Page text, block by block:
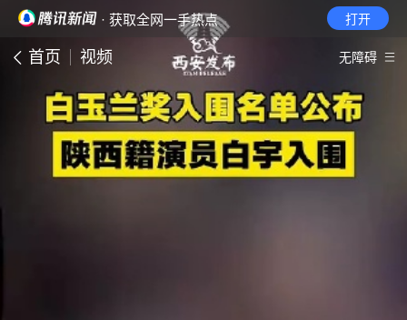
· 获取全网一手热点 打开
首页 视频 无障碍